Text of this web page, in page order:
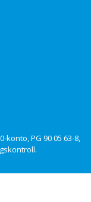
PG 90 05 63-8,